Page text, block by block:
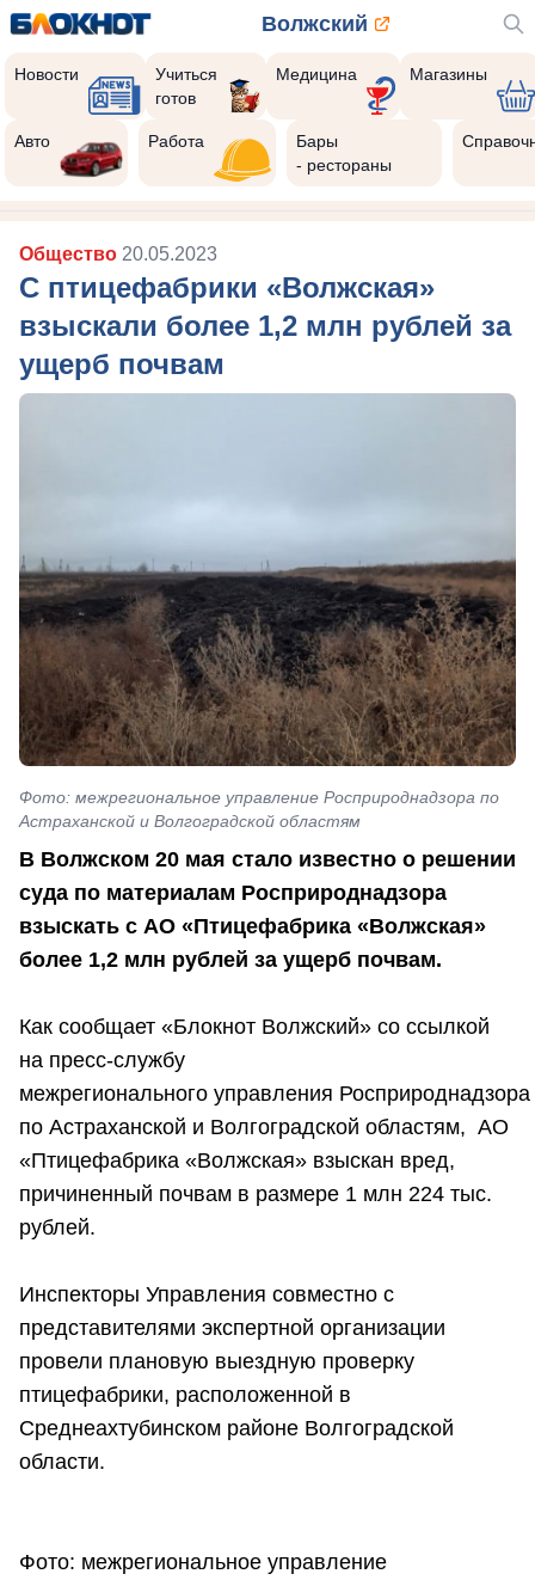
Волжский
Новости
Учиться
готов
Медицина Магазины
Авто Работа
Бары
- рестораны
Общество 20.05.2023
С птицефабрики «Волжская»
взыскали более 1,2 млн рублей за
ущерб почвам
Фото: межрегиональное управление Росприроднадзора по
Астраханской и Волгоградской областям
В Волжском 20 мая стало известно о решении
суда по материалам Росприроднадзора
взыскать с АО «Птицефабрика «Волжская»
более 1,2 млн рублей за ущерб почвам.
Как сообщает «Блокнот Волжский» со ссылкой
на пресс-службу
межрегионального управления Росприроднадзора
по Астраханской и Волгоградской областям, АО
«Птицефабрика «Волжская» взыскан вред,
причиненный почвам в размере 1 млн 224 тыс.
рублей.
Инспекторы Управления совместно с
представителями экспертной организации
провели плановую выездную проверку
птицефабрики, расположенной в
Среднеахтубинском районе Волгоградской
области.
Фото: межрегиональное управление